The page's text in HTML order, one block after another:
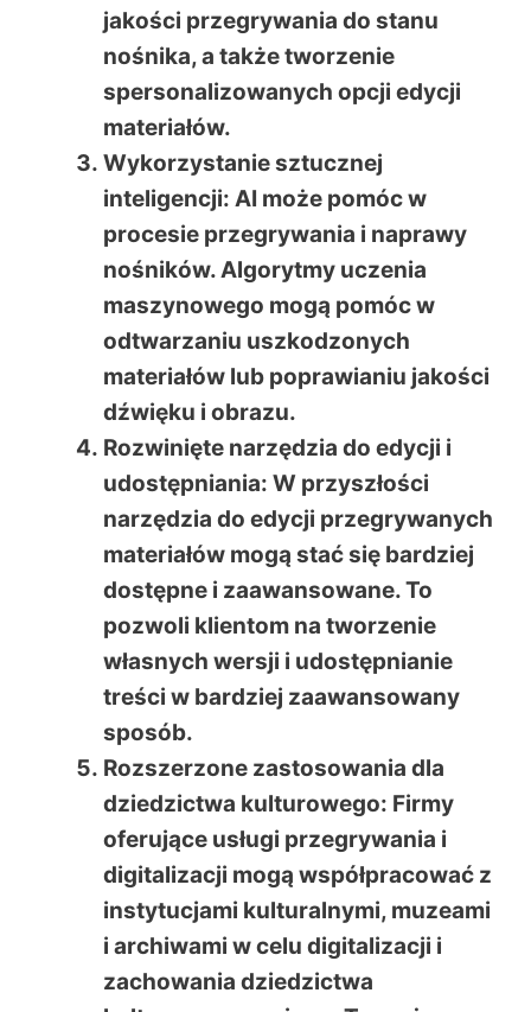
jakości przegrywania do stanu
nośnika, a także tworzenie
spersonalizowanych opcji edycji
materiałów.
Wykorzystanie sztucznej
inteligencji: AI może pomóc w
procesie przegrywania i naprawy
nośników. Algorytmy uczenia
maszynowego mogą pomóc w
odtwarzaniu uszkodzonych
materiałów lub poprawianiu jakości
dźwięku i obrazu.
Rozwinięte narzędzia do edycji i
udostępniania: W przyszłości
narzędzia do edycji przegrywanych
materiałów mogą stać się bardziej
dostępne i zaawansowane. To
pozwoli klientom na tworzenie
własnych wersji i udostępnianie
treści w bardziej zaawansowany
sposób.
Rozszerzone zastosowania dla
dziedzictwa kulturowego: Firmy
oferujące usługi przegrywania i
digitalizacji mogą współpracować z
instytucjami kulturalnymi, muzeami
i archiwami w celu digitalizacji i
zachowania dziedzictwa